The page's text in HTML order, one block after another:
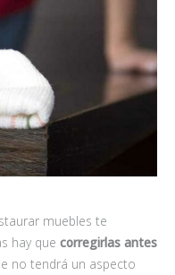
muebles te
hay que corregirlas antes
no tendrá un aspecto